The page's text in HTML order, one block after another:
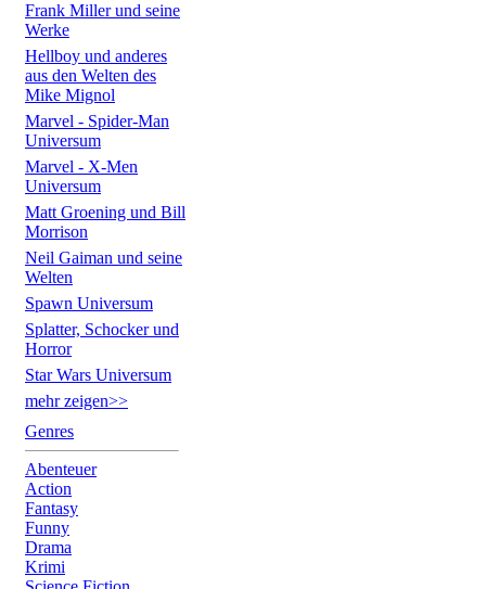
Frank Miller und seine
Werke
Hellboy und anderes
aus den Welten des
Mike Mignol
Marvel - Spider-Man
Universum
Marvel - X-Men
Universum
Matt Groening und Bill
Morrison
Neil Gaiman und seine
Welten
Spawn Universum
Splatter, Schocker und
Horror
Star Wars Universum
mehr zeigen>>
Genres
Abenteuer
Action
Fantasy
Funny
Drama
Krimi